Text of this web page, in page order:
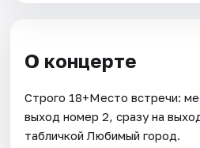
О концерте
Строго 18+Место встречи:
выход номер 2, сразу на
табличкой Любимый город.